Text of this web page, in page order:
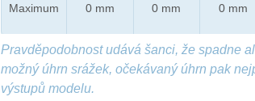
Maximum 0 mm 0 mm 0 mm
Pravděpodobnost udává šanci, že spadne
možný úhrn srážek, očekávaný úhrn pak
výstupů modelu.